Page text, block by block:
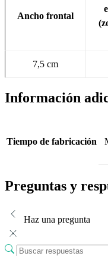
Ancho frontal
7,5 cm
Información
Tiempo de fabricación
Preguntas y
Haz una pregunta